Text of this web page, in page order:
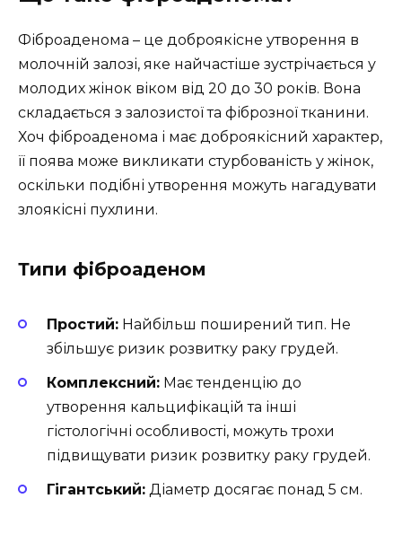
Фіброаденома – це доброякісне утворення в
молочній залозі, яке найчастіше зустрічається у
молодих жінок віком від 20 до 30 років. Вона
складається з залозистої та фіброзної тканини.
Хоч фіброаденома і має доброякісний характер,
її поява може викликати стурбованість у жінок,
оскільки подібні утворення можуть нагадувати
злоякісні пухлини.
Типи фіброаденом
Простий: Найбільш поширений тип. Не
збільшує ризик розвитку раку грудей.
Комплексний: Має тенденцію до
утворення кальцифікацій та інші
гістологічні особливості, можуть трохи
підвищувати ризик розвитку раку грудей.
Гігантський: Діаметр досягає понад 5 см.